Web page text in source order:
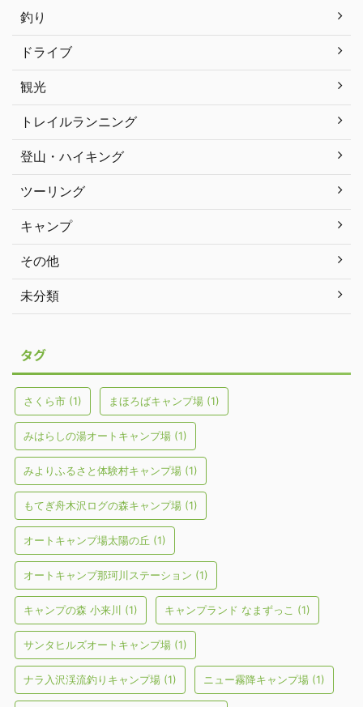
釣り
ドライブ
観光
トレイルランニング
登山・ハイキング
ツーリング
キャンプ
その他
未分類
タグ
さくら市 (1) まほろばキャンプ場 (1)
みはらしの湯オートキャンプ場 (1)
みよりふるさと体験村キャンプ場 (1)
もてぎ舟木沢ログの森キャンプ場 (1)
オートキャンプ場太陽の丘 (1)
オートキャンプ那珂川ステーション (1)
キャンプの森 小来川 (1) キャンプランド なまずっこ (1)
サンタヒルズオートキャンプ場 (1)
ナラ入沢渓流釣りキャンプ場 (1) ニュー霧降キャンプ場 (1)